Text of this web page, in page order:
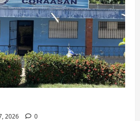
2026 0